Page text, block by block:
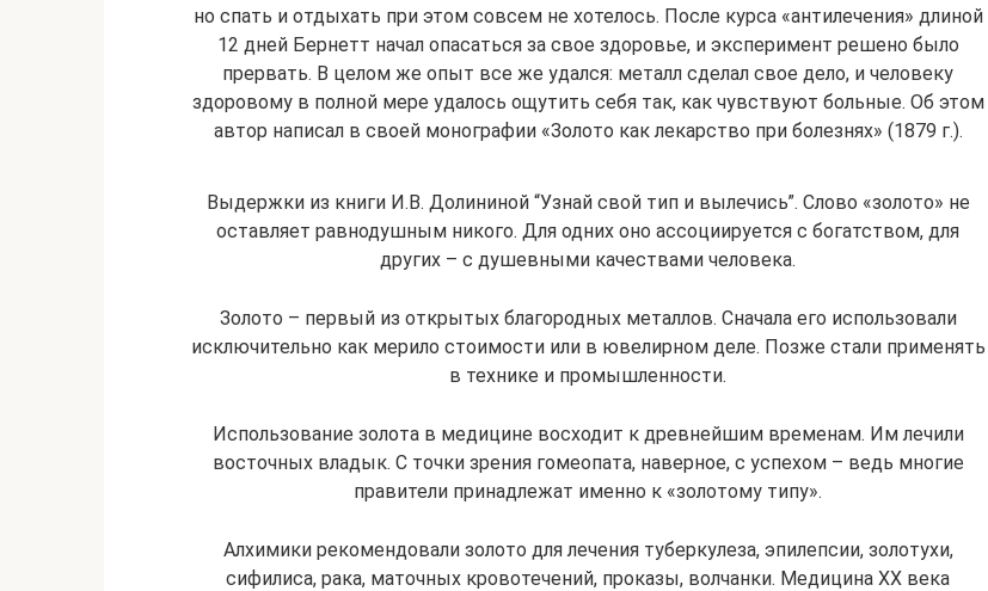
но спать и отдыхать при этом совсем не хотелось. После курса «антилечения» длиной
12 дней Бернетт начал опасаться за свое здоровье, и эксперимент решено было
прервать. В целом же опыт все же удался: металл сделал свое дело, и человеку
здоровому в полной мере удалось ощутить себя так, как чувствуют больные. Об этом
автор написал в своей монографии «Золото как лекарство при болезнях» (1879 г.).
Выдержки из книги И.В. Долининой “Узнай свой тип и вылечись”. Слово «золото» не
оставляет равнодушным никого. Для одних оно ассоциируется с богатством, для
других – с душевными качествами человека.
Золото – первый из открытых благородных металлов. Сначала его использовали
исключительно как мерило стоимости или в ювелирном деле. Позже стали применять
в технике и промышленности.
Использование золота в медицине восходит к древнейшим временам. Им лечили
восточных владык. С точки зрения гомеопата, наверное, с успехом – ведь многие
правители принадлежат именно к «золотому типу».
Алхимики рекомендовали золото для лечения туберкулеза, эпилепсии, золотухи,
сифилиса, рака, маточных кровотечений, проказы, волчанки. Медицина XX века